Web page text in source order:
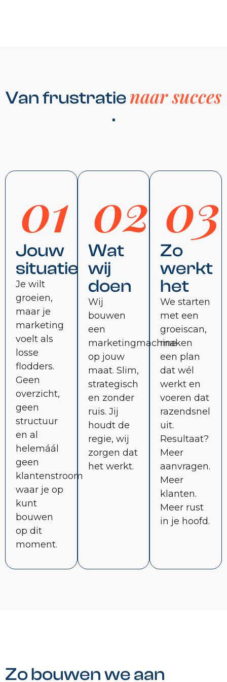
Van frustratie naar succes
.
01
Jouw
situatie
Je wilt
groeien,
maar je
marketing
voelt als
losse
flodders.
Geen
overzicht,
geen
structuur
en al
helemáál
geen
klantenstroom
waar je op
kunt
bouwen
op dit
moment.
02
Wat
wij
doen
Wij
bouwen
een
marketingmachine
op jouw
maat. Slim,
strategisch
en zonder
ruis. Jij
houdt de
regie, wij
zorgen dat
het werkt.
03
Zo
werkt
het
We starten
met een
groeiscan,
maken
een plan
dat wél
werkt en
voeren dat
razendsnel
uit.
Resultaat?
Meer
aanvragen.
Meer
klanten.
Meer rust
in je hoofd.
Zo bouwen we aan